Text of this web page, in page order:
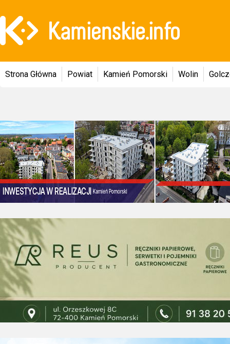
Strona Główna Powiat Kamień Pomorski Wolin